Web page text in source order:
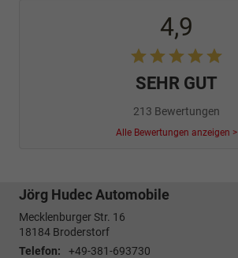
4,9
SEHR GUT
213 Bewertungen
Alle Bewertungen anzeigen >
Jörg Hudec Automobile
Mecklenburger Str. 16
18184 Broderstorf
Telefon:
+49-381-693730